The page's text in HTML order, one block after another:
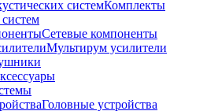
системКомплекты
Сетевые компоненты
Мультирум усилители
Головные устройства